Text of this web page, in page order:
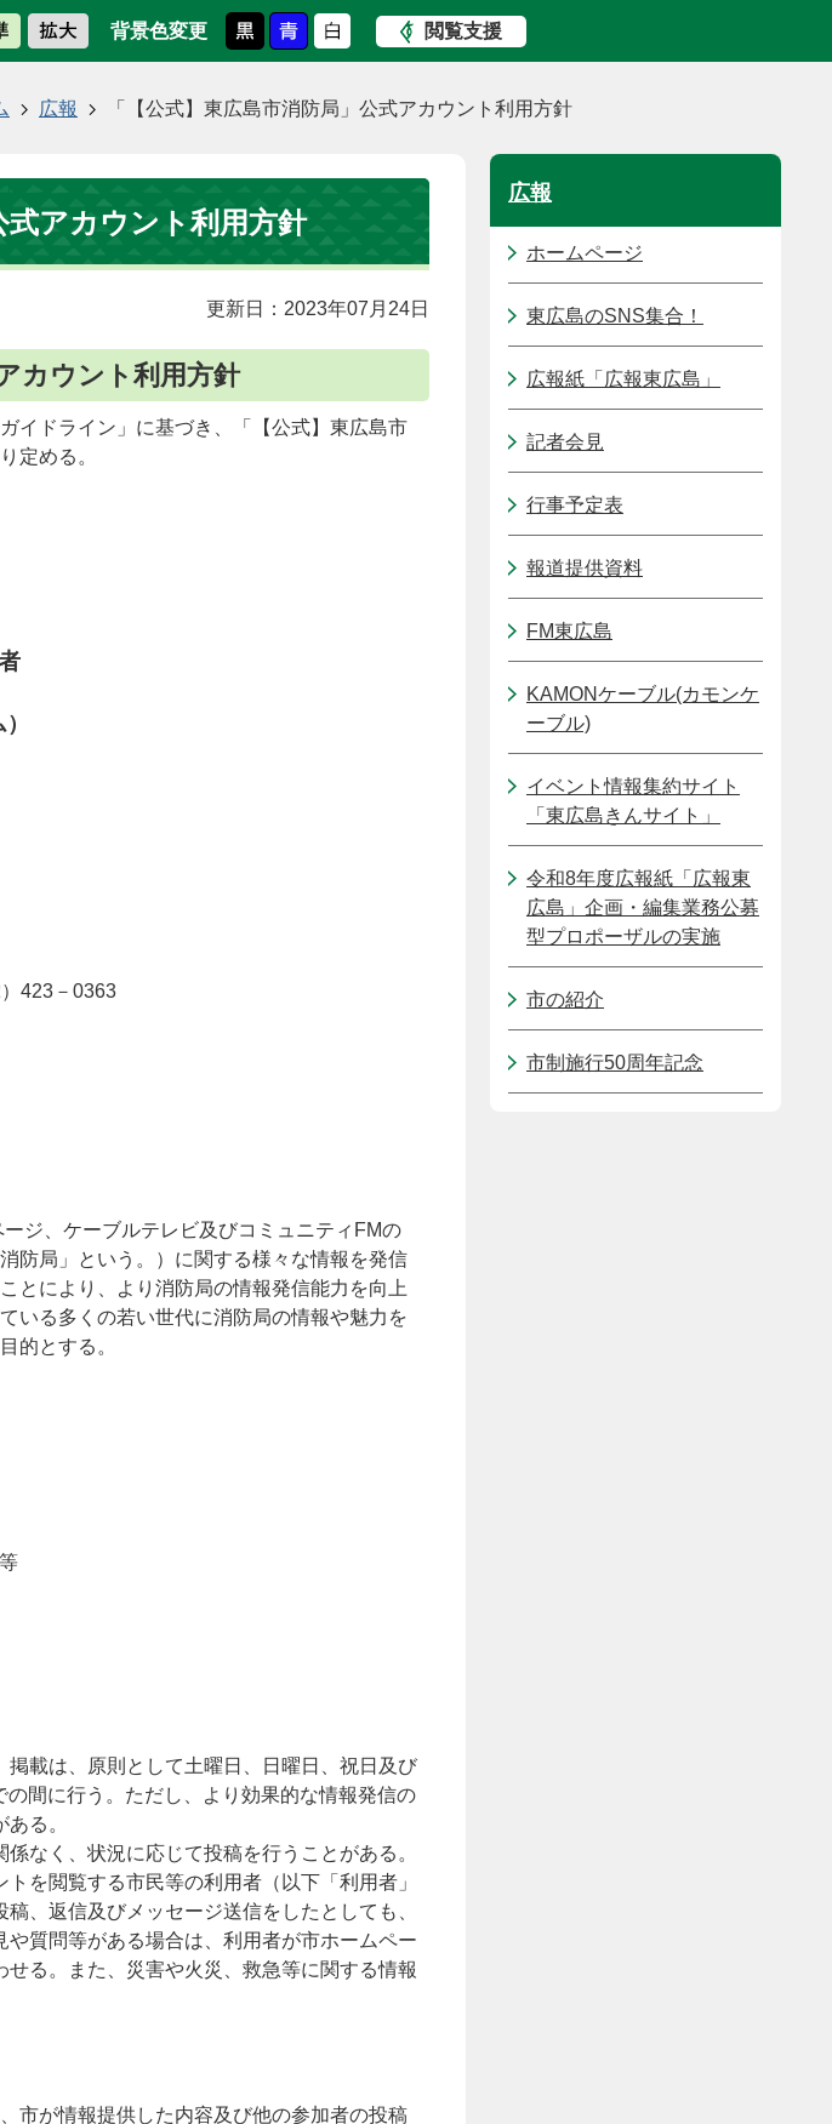
背景色変更 閲覧支援
広報 「【公式】東広島市消防局」公式アカウント利用方針
式アカウント利用方針
更新日：2023年07月24日
カウント利用方針
イドライン」に基づき、「【公式】東広島市
定める。
423－0363
ジ、ケーブルテレビ及びコミュニティFMの
防局」という。）に関する様々な情報を発信
とにより、より消防局の情報発信能力を向上
いる多くの若い世代に消防局の情報や魅力を
的とする。
載は、原則として土曜日、日曜日、祝日及び
間に行う。ただし、より効果的な情報発信の
る。
なく、状況に応じて投稿を行うことがある。
を閲覧する市民等の利用者（以下「利用者」
、返信及びメッセージ送信をしたとしても、
質問等がある場合は、利用者が市ホームペー
る。また、災害や火災、救急等に関する情報
市が情報提供した内容及び他の参加者の投稿
広報
ホームページ
東広島のSNS集合！
広報紙「広報東広島」
記者会見
行事予定表
報道提供資料
FM東広島
KAMONケーブル(カモンケ
ーブル)
イベント情報集約サイト
「東広島きんサイト」
令和8年度広報紙「広報東
広島」企画・編集業務公募
型プロポーザルの実施
市の紹介
市制施行50周年記念